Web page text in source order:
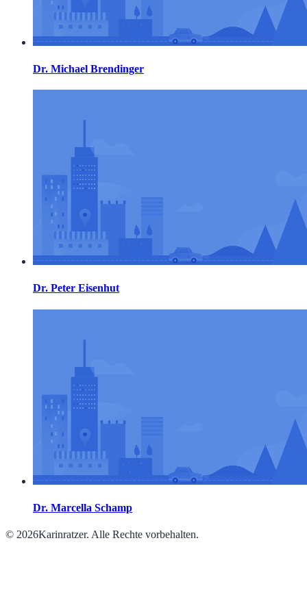
Dr. Michael Brendinger
Dr. Peter Eisenhut
Dr. Marcella Schamp
© 2026Karinratzer. Alle Rechte vorbehalten.